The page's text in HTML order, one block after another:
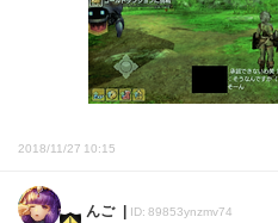
2018/11/27 10:15
んご ID: 89853ynzmv74